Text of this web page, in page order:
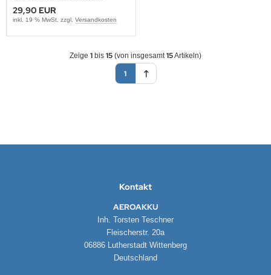
29,90 EUR
inkl. 19 % MwSt. zzgl. Versandkosten
Zeige 1 bis 15 (von insgesamt15Artikeln)
1
Kontakt
AEROAKKU
Inh. Torsten Teschner
Fleischerstr. 20a
06886 Lutherstadt Wittenberg
Deutschland